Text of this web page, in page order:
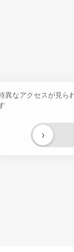
異なアクセスが見ら
›